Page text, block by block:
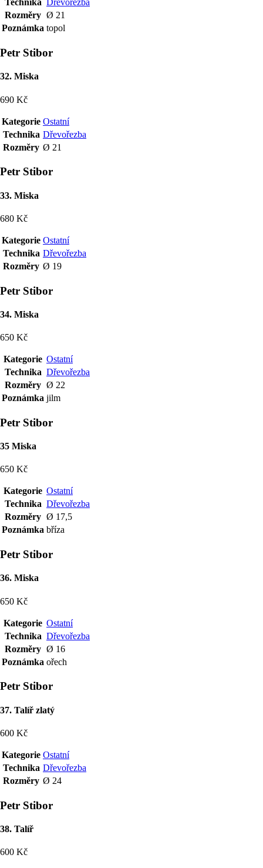
Technika Dřevořezba
Rozměry Ø 21
Poznámka topol
Petr Stibor
32. Miska
690 Kč
Kategorie Ostatní
Technika Dřevořezba
Rozměry Ø 21
Petr Stibor
33. Miska
680 Kč
Kategorie Ostatní
Technika Dřevořezba
Rozměry Ø 19
Petr Stibor
34. Miska
650 Kč
Kategorie Ostatní
Technika Dřevořezba
Rozměry Ø 22
Poznámka jilm
Petr Stibor
35 Miska
650 Kč
Kategorie Ostatní
Technika Dřevořezba
Rozměry Ø 17,5
Poznámka bříza
Petr Stibor
36. Miska
650 Kč
Kategorie Ostatní
Technika Dřevořezba
Rozměry Ø 16
Poznámka ořech
Petr Stibor
37. Talíř zlatý
600 Kč
Kategorie Ostatní
Technika Dřevořezba
Rozměry Ø 24
Petr Stibor
38. Talíř
600 Kč